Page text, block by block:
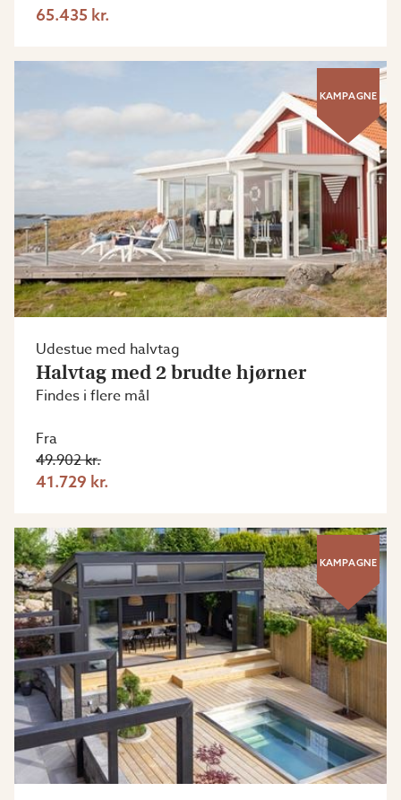
65.435 kr.
KAMPAGNE
Udestue med halvtag
Halvtag med 2 brudte hjørner
Findes i flere mål
Fra
49.902 kr.
41.729 kr.
KAMPAGNE